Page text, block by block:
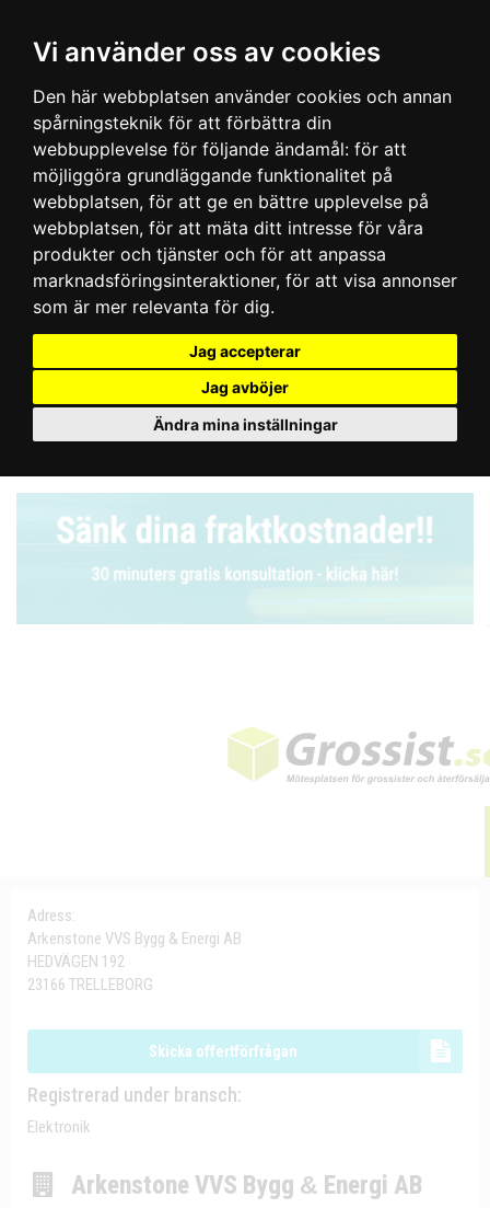
Vi använder oss av cookies
Den här webbplatsen använder cookies och annan
spårningsteknik för att förbättra din
webbupplevelse för följande ändamål: för att
möjliggöra grundläggande funktionalitet på
webbplatsen, för att ge en bättre upplevelse på
webbplatsen, för att mäta ditt intresse för våra
produkter och tjänster och för att anpassa
marknadsföringsinteraktioner, för att visa annonser
som är mer relevanta för dig.
Jag accepterar
Jag avböjer
Ändra mina inställningar
Adress:
Arkenstone VVS Bygg & Energi AB
HEDVÄGEN 192
23166 TRELLEBORG
Skicka offertförfrågan
Registrerad under bransch:
Elektronik
Arkenstone VVS Bygg & Energi AB